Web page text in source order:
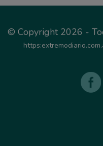
© Copyright 2026 -